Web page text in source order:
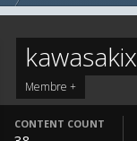
kawasakix
Membre +
CONTENT COUNT